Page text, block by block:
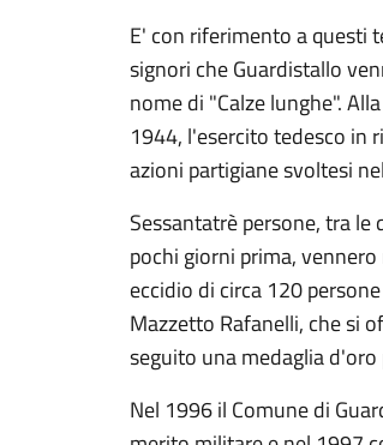
E' con riferimento a questi
signori che Guardistallo
nome di "Calze lunghe".
1944, l'esercito tedesco in
azioni partigiane svoltesi
Sessantatrè persone, tra
pochi giorni prima,
eccidio di circa 120
Mazzetto Rafanelli, che si
seguito una medaglia
Nel 1996 il Comune di